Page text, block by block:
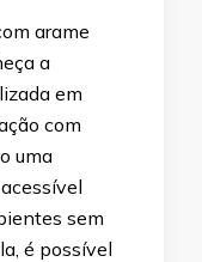
arame
a
em
com
uma
sem
é possível